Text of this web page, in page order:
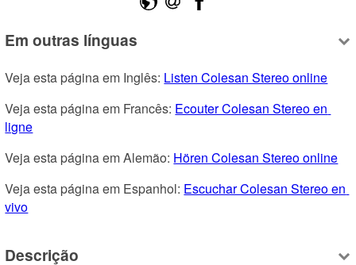
Em outras línguas
Veja esta página em Inglês: Listen Colesan Stereo online
Veja esta página em Francês: Ecouter Colesan Stereo en
ligne
Veja esta página em Alemão: Hören Colesan Stereo online
Veja esta página em Espanhol: Escuchar Colesan Stereo en
vivo
Descrição